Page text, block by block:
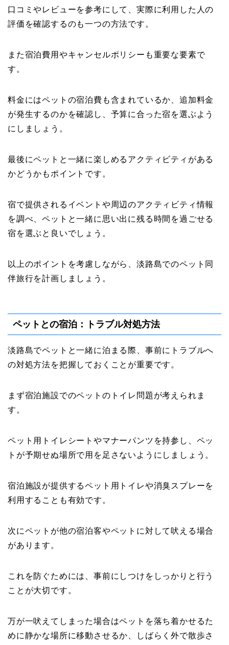
口コミやレビューを参考にして、実際に利用した人の
評価を確認するのも一つの方法です。
また宿泊費用やキャンセルポリシーも重要な要素で
す。
料金にはペットの宿泊費も含まれているか、追加料金
が発生するのかを確認し、予算に合った宿を選ぶよう
にしましょう。
最後にペットと一緒に楽しめるアクティビティがある
かどうかもポイントです。
宿で提供されるイベントや周辺のアクティビティ情報
を調べ、ペットと一緒に思い出に残る時間を過ごせる
宿を選ぶと良いでしょう。
以上のポイントを考慮しながら、淡路島でのペット同
伴旅行を計画しましょう。
ペットとの宿泊：トラブル対処方法
淡路島でペットと一緒に泊まる際、事前にトラブルへ
の対処方法を把握しておくことが重要です。
まず宿泊施設でのペットのトイレ問題が考えられま
す。
ペット用トイレシートやマナーパンツを持参し、ペッ
トが予期せぬ場所で用を足さないようにしましょう。
宿泊施設が提供するペット用トイレや消臭スプレーを
利用することも有効です。
次にペットが他の宿泊客やペットに対して吠える場合
があります。
これを防ぐためには、事前にしつけをしっかりと行う
ことが大切です。
万が一吠えてしまった場合はペットを落ち着かせるた
めに静かな場所に移動させるか、しばらく外で散歩さ